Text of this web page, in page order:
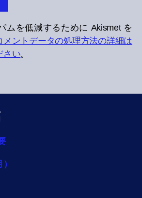
ムを低減するために Akismet を
メントデータの処理方法の詳細は
さい。